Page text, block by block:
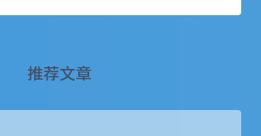
推荐文章